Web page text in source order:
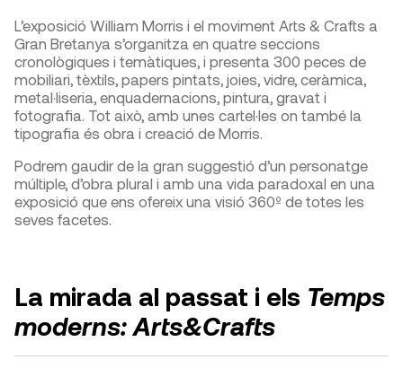
L’exposició William Morris i el moviment Arts & Crafts a
Gran Bretanya s’organitza en quatre seccions
cronològiques i temàtiques, i presenta 300 peces de
mobiliari, tèxtils, papers pintats, joies, vidre, ceràmica,
metal·liseria, enquadernacions, pintura, gravat i
fotografia. Tot això, amb unes cartel·les on també la
tipografia és obra i creació de Morris.
Podrem gaudir de la gran suggestió d’un personatge
múltiple, d’obra plural i amb una vida paradoxal en una
exposició que ens ofereix una visió 360º de totes les
seves facetes.
La mirada al passat i els Temps
moderns: Arts&Crafts